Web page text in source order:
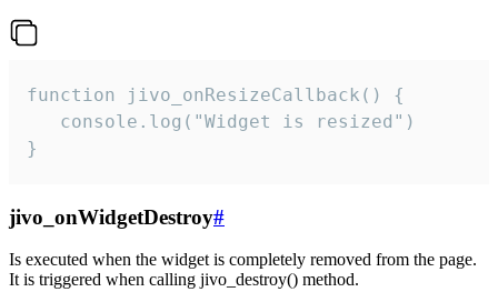
function jivo_onResizeCallback() {
   console.log("Widget is resized")
}
jivo_onWidgetDestroy#
Is executed when the widget is completely removed from the page.
It is triggered when calling jivo_destroy() method.